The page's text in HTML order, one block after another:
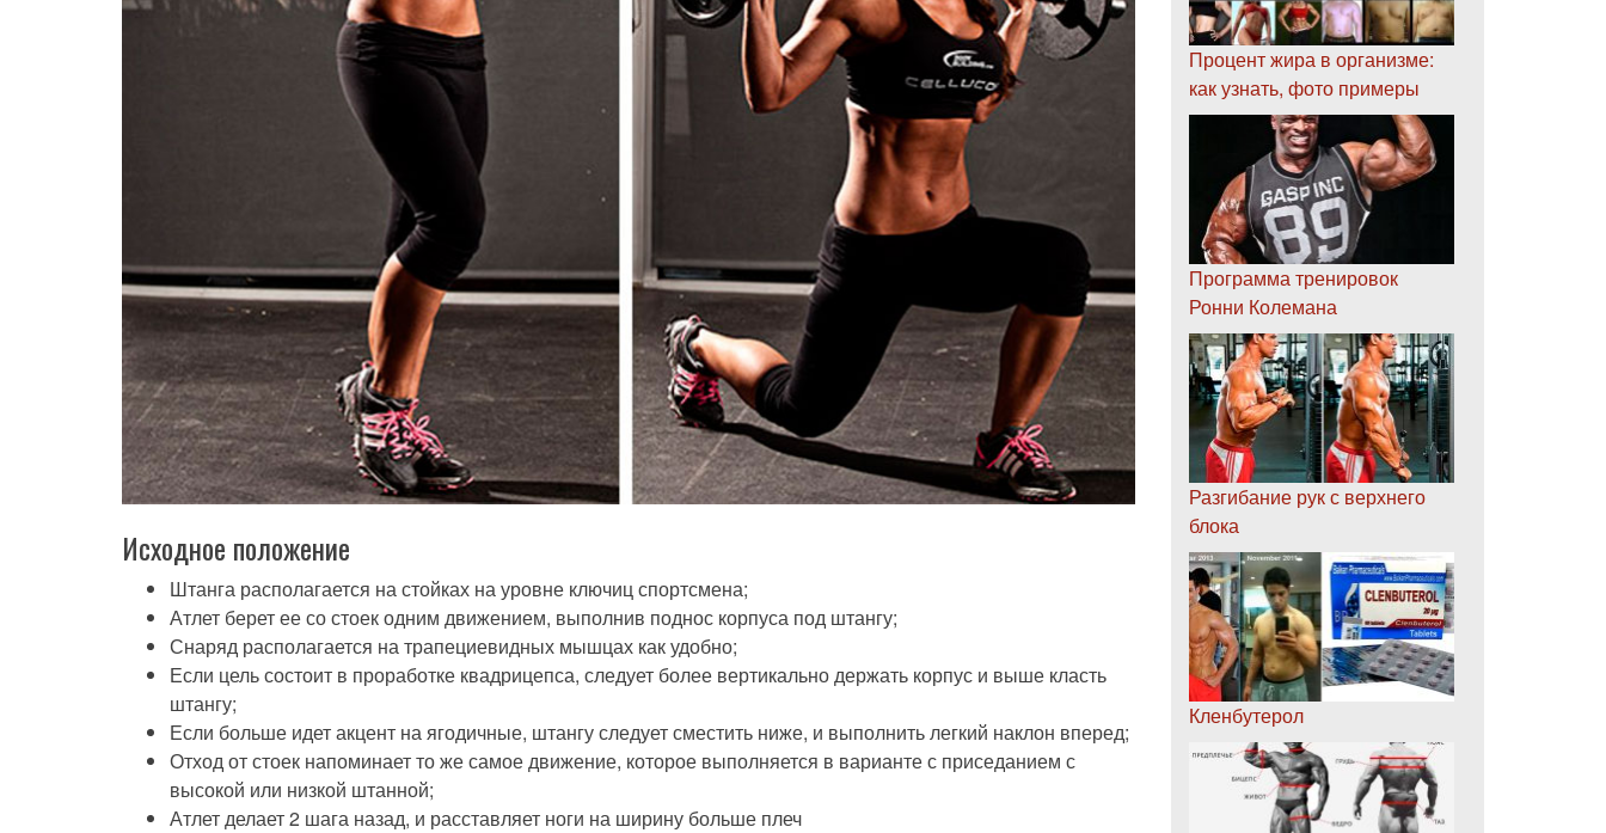
Исходное положение
Штанга располагается на стойках на уровне ключиц спортсмена;
Атлет берет ее со стоек одним движением, выполнив поднос корпуса под штангу;
Снаряд располагается на трапециевидных мышцах как удобно;
Если цель состоит в проработке квадрицепса, следует более вертикально держать корпус и выше класть
штангу;
Если больше идет акцент на ягодичные, штангу следует сместить ниже, и выполнить легкий наклон вперед;
Отход от стоек напоминает то же самое движение, которое выполняется в варианте с приседанием с
высокой или низкой штанной;
Атлет делает 2 шага назад, и расставляет ноги на ширину больше плеч
Процент жира в организме:
как узнать, фото примеры
Программа тренировок
Ронни Колемана
Разгибание рук с верхнего
блока
Кленбутерол